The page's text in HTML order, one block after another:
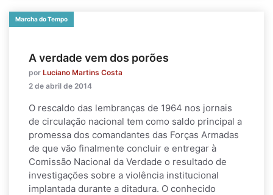
Marcha do Tempo
A verdade vem dos porões
por Luciano Martins Costa
2 de abril de 2014
O rescaldo das lembranças de 1964 nos jornais
de circulação nacional tem como saldo principal a
promessa dos comandantes das Forças Armadas
de que vão finalmente concluir e entregar à
Comissão Nacional da Verdade o resultado de
investigações sobre a violência institucional
implantada durante a ditadura. O conhecido